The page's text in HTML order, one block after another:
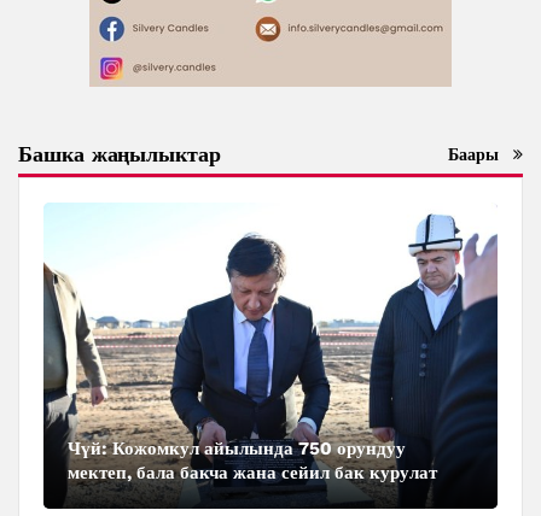
Башка жаңылыктар Баары
Чүй: Кожомкул айылында 750 орундуу
мектеп, бала бакча жана сейил бак курулат